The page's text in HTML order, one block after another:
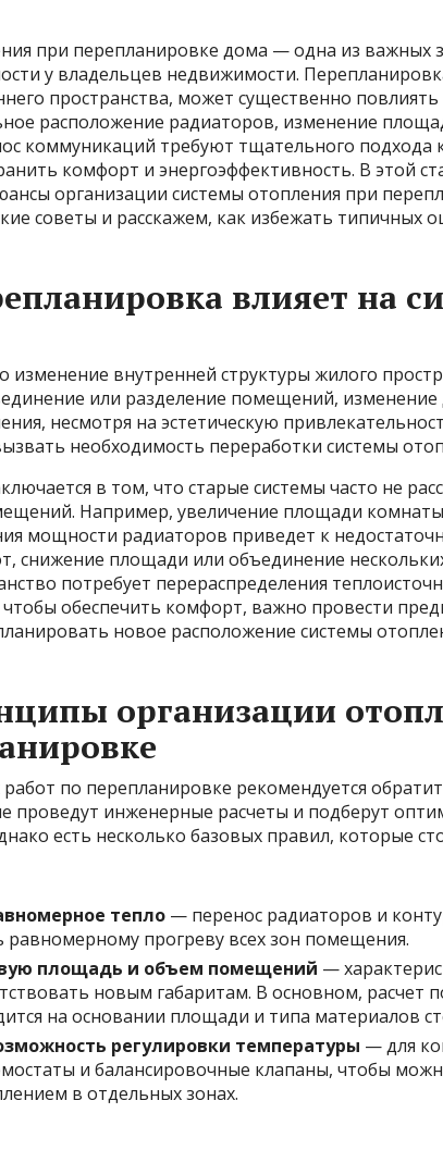
при перепланировке дома — одна из важных
у владельцев недвижимости.
пространства, может существенно повлиять
расположение радиаторов, изменение
коммуникаций требуют тщательного подхода
комфорт и энергоэффективность. В этой
организации системы отопления при
советы и расскажем, как избежать типичных
влияет на
внутренней структуры жилого
или разделение помещений,
несмотря на эстетическую
необходимость переработки системы
в том, что старые системы часто не
Например, увеличение площади комнаты
мощности радиаторов приведет к
снижение площади или объединение
потребует перераспределения
обеспечить комфорт, важно провести
новое расположение системы
организации
по перепланировке рекомендуется
проведут инженерные расчеты и подберут
есть несколько базовых правил, которые
тепло — перенос радиаторов и
равномерному прогреву всех зон помещения.
площадь и объем помещений —
новым габаритам. В основном, расчет
на основании площади и типа материалов
регулировки температуры — для
и балансировочные клапаны, чтобы
в отдельных зонах.